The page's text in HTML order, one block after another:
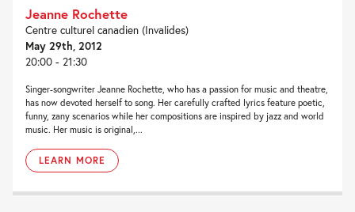
Jeanne Rochette
Centre culturel canadien (Invalides)
May 29th, 2012
20:00 - 21:30
Singer-songwriter Jeanne Rochette, who has a passion for music and theatre,
has now devoted herself to song. Her carefully crafted lyrics feature poetic,
funny, zany scenarios while her compositions are inspired by jazz and world
music. Her music is original,...
LEARN MORE